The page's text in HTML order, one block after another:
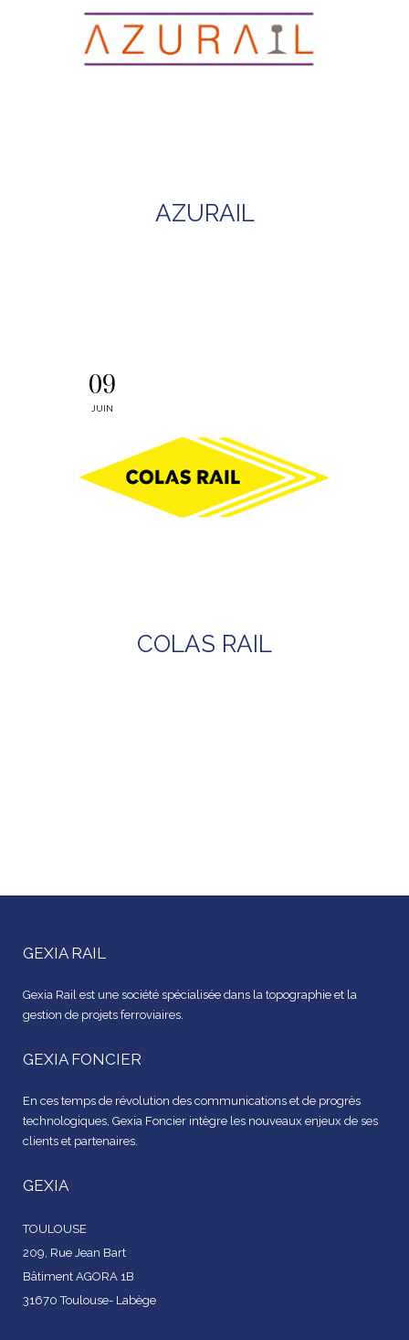
AZURAIL
09
JUIN
COLAS RAIL
GEXIA RAIL
Gexia Rail est une société spécialisée dans la topographie et la
gestion de projets ferroviaires.
GEXIA FONCIER
En ces temps de révolution des communications et de progrès
technologiques, Gexia Foncier intègre les nouveaux enjeux de ses
clients et partenaires.
GEXIA
TOULOUSE
209, Rue Jean Bart
Bâtiment AGORA 1B
31670 Toulouse- Labège